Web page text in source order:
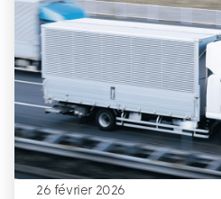
26 février 2026